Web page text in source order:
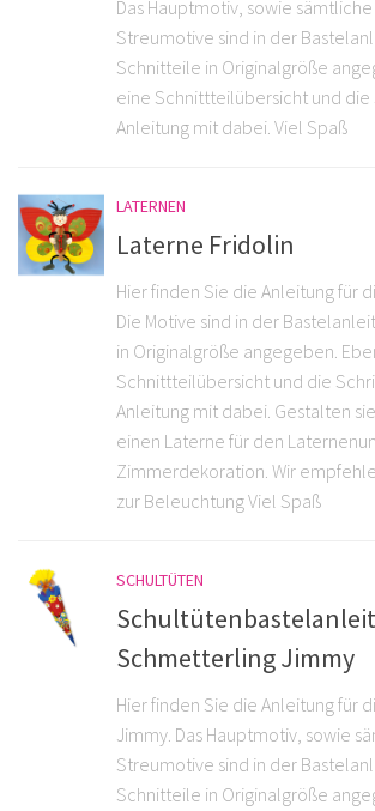
Das Hauptmotiv, sowie
Streumotive sind in der
Schnitteile in Originalgröße
eine Schnittteilübersicht und
Anleitung mit dabei. Viel Spaß
LATERNEN
Laterne Fridolin
Hier finden Sie die Anleitung für
Die Motive sind in der
in Originalgröße angegeben.
Schnittteilübersicht und die
Anleitung mit dabei. Gestalten
einen Laterne für den
Zimmerdekoration. Wir
zur Beleuchtung Viel Spaß
SCHULTÜTEN
Schmetterling Jimmy
Hier finden Sie die Anleitung für
Jimmy. Das Hauptmotiv, sowie
Streumotive sind in der
Schnitteile in Originalgröße